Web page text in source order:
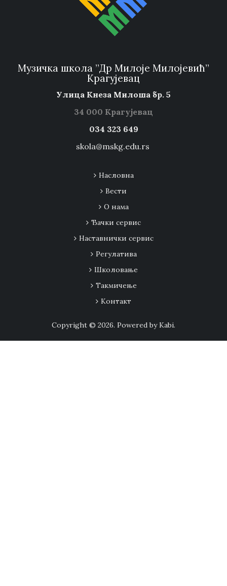
Музичка школа ”Др Милоје Милојевић”
Крагујевац
Улица Кнеза Милоша бр. 5
34 000 Крагујевац
034 323 649
skola@mskg.edu.rs
Насловна
Вести
О нама
Ђачки сервис
Наставнички сервис
Регулатива
Школовање
Tакмичење
Контакт
Copyright © 2026. Powered by Kabi.